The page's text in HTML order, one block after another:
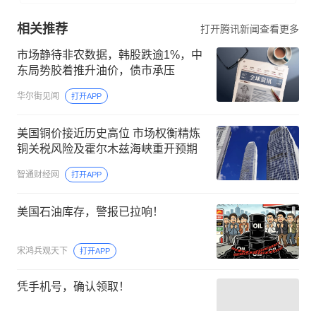
相关推荐 打开腾讯新闻查看更多
市场静待非农数据，韩股跌逾1%，中
东局势胶着推升油价，债市承压
华尔街见闻 打开APP
美国铜价接近历史高位 市场权衡精炼
铜关税风险及霍尔木兹海峡重开预期
智通财经网 打开APP
美国石油库存，警报已拉响！
宋鸿兵观天下 打开APP
凭手机号，确认领取！